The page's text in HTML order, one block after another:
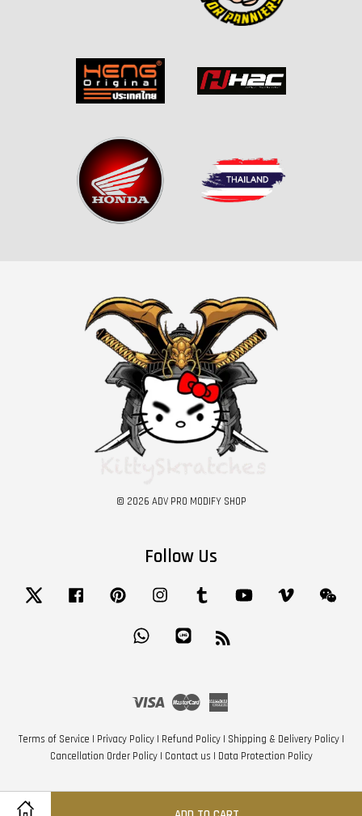
© 2026 ADV PRO MODIFY SHOP
Follow Us
Twitter Facebook Pinterest Instagram Tumblr YouTube Vimeo
Whatsapp
Visa Master
Terms of Service | Privacy Policy| Refund Policy| Shipping & Delivery Policy|
Cancellation Order Policy| Contact us | Data Protection Policy